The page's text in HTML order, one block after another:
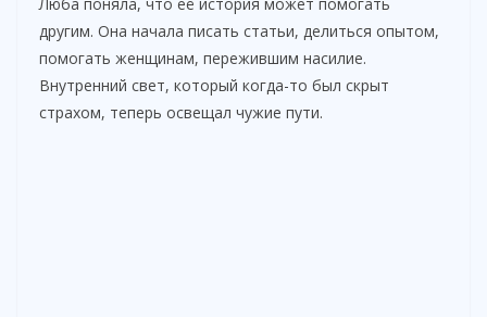
другим. Она начала писать статьи, делиться опытом,
помогать женщинам, пережившим насилие.
Внутренний свет, который когда-то был скрыт
страхом, теперь освещал чужие пути.